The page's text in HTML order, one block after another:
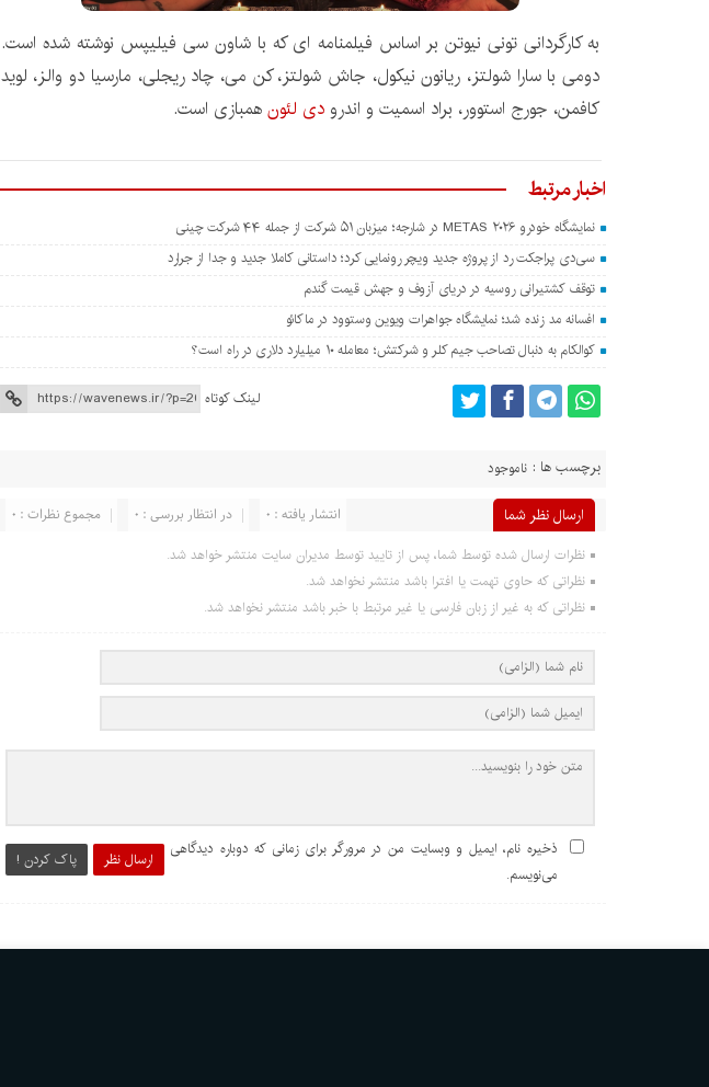
به کارگردانی تونی نیوتن بر اساس فیلمنامه ای که با شاون سی فیلیپس نوشته شده است.
دومی با سارا شولتز، ریانون نیکول، جاش شولتز، کن می، چاد ریجلی، مارسیا دو والز، لوید
کافمن، جورج استوور، براد اسمیت و اندرو دی لئونهمبازی است.
اخبار مرتبط
نمایشگاه خودرو METAS ۲۰۲۶ در شارجه؛ میزبان ۵۱ شرکت از جمله ۴۴ شرکت چینی
سی‌دی پراجکت رد از پروژه جدید ویچر رونمایی کرد؛ داستانی کاملا جدید و جدا از جرارد
توقف کشتیرانی روسیه در دریای آزوف و جهش قیمت گندم
افسانه مد زنده شد؛ نمایشگاه جواهرات ویوین وستوود در ماکائو
کوالکام به دنبال تصاحب جیم کلر و شرکتش؛ معامله ۱۰ میلیارد دلاری در راه است؟
لینک کوتاه
برچسب ها : ناموجود
ارسال نظر شما مجموع نظرات : 0 در انتظار بررسی : 0 انتشار یافته : 0
نظرات ارسال شده توسط شما، پس از تایید توسط مدیران سایت منتشر خواهد شد.
نظراتی که حاوی تهمت یا افترا باشد منتشر نخواهد شد.
نظراتی که به غیر از زبان فارسی یا غیر مرتبط با خبر باشد منتشر نخواهد شد.
ارسال نظر پاک کردن !
ذخیره نام، ایمیل و وبسایت من در مرورگر برای زمانی که دوباره دیدگاهی
می‌نویسم.